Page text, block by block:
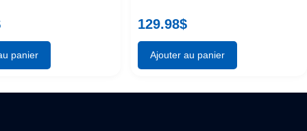
panier
129.98$
Ajouter au panier